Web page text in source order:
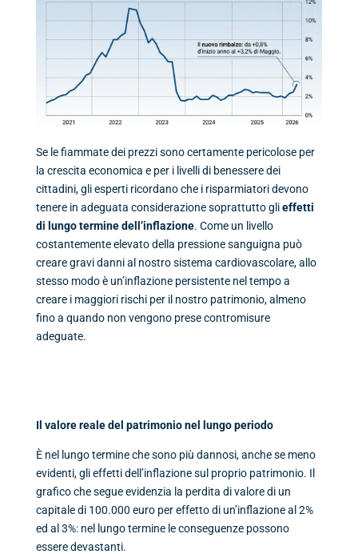
Se le fiammate dei prezzi sono certamente pericolose per
la crescita economica e per i livelli di benessere dei
cittadini, gli esperti ricordano che i risparmiatori devono
tenere in adeguata considerazione soprattutto glieffetti
di lungo termine dell’inflazione. Come un livello
costantemente elevato della pressione sanguigna può
creare gravi danni al nostro sistema cardiovascolare, allo
stesso modo è un’inflazione persistente nel tempo a
creare i maggiori rischi per il nostro patrimonio, almeno
fino a quando non vengono prese contromisure
adeguate.
Il valore reale del patrimonio nel lungo periodo
È nel lungo termine che sono più dannosi, anche se meno
evidenti, gli effetti dell’inflazione sul proprio patrimonio. Il
grafico che segue evidenzia la perdita di valore di un
capitale di 100.000 euro per effetto di un’inflazione al 2%
ed al 3%: nel lungo termine le conseguenze possono
essere devastanti.